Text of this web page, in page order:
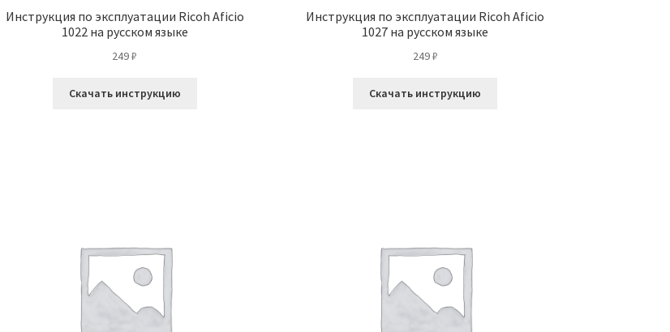
Инструкция по эксплуатации Ricoh Aficio
1022 на русском языке
249₽
Скачать инструкцию
Инструкция по эксплуатации Ricoh Aficio
1027 на русском языке
249₽
Скачать инструкцию